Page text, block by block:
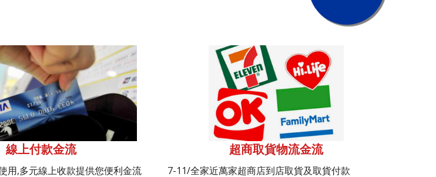
線上付款金流
用,多元線上收款提供您便利金流
超商取貨物流金流
7-11/全家近萬家超商店到店取貨及取貨付款